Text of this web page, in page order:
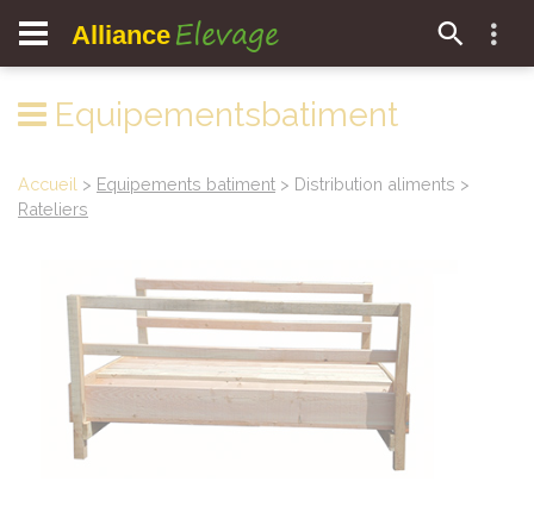
Alliance Elevage
Equipementsbatiment
Accueil > Equipements batiment > Distribution aliments >
Rateliers